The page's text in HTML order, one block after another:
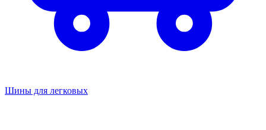
Шины для легковых